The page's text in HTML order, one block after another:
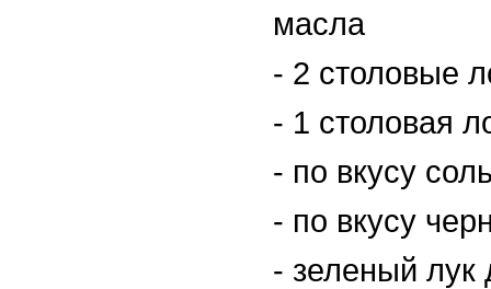
масла
- 2 столовые
- 1 столовая
- по вкусу
- по вкусу
- зеленый лук